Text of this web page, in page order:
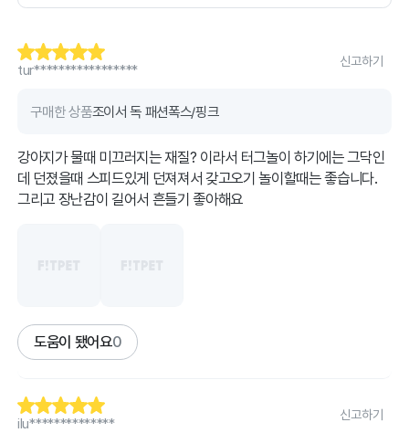
tur*****************
신고하기
구매한 상품조이서 독 패션폭스/핑크
강아지가 물때 미끄러지는 재질? 이라서 터그놀이 하기에는 그닥인
데 던졌을때 스피드있게 던져져서 갖고오기 놀이할때는 좋습니다.
그리고 장난감이 길어서 흔들기 좋아해요
도움이 됐어요0
ilu**************
신고하기